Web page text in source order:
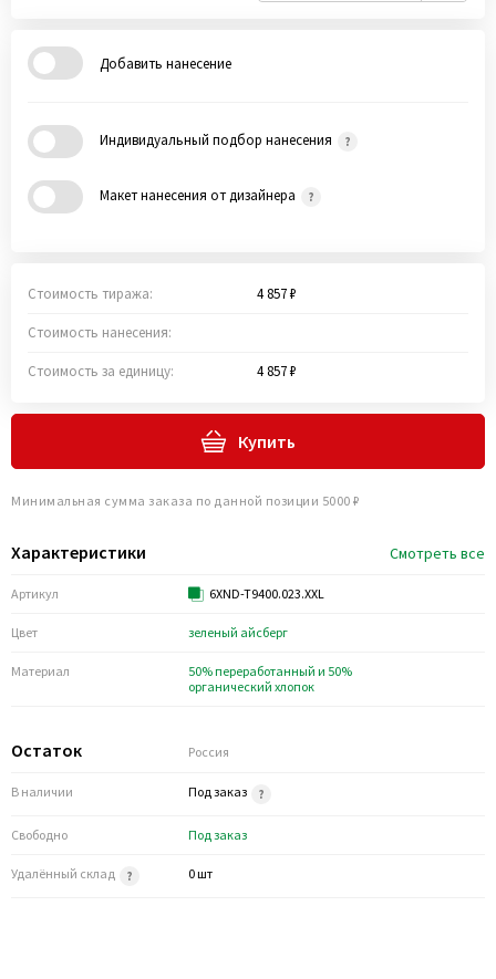
Характеристики Смотреть все
Артикул 6XND-T9400.023.XXL
Цвет зеленый айсберг
Материал
50% переработанный и 50%
органический хлопок
Остаток Россия
В наличии Под заказ
Свободно Под заказ
Удалённый склад 0 шт
Добавить нанесение
Индивидуальный подбор нанесения
Макет нанесения от дизайнера
Стоимость тиража: 4 857 ₽
Стоимость нанесения:
Стоимость за единицу: 4 857 ₽
Купить
Минимальная сумма заказа по данной позиции 5000 ₽